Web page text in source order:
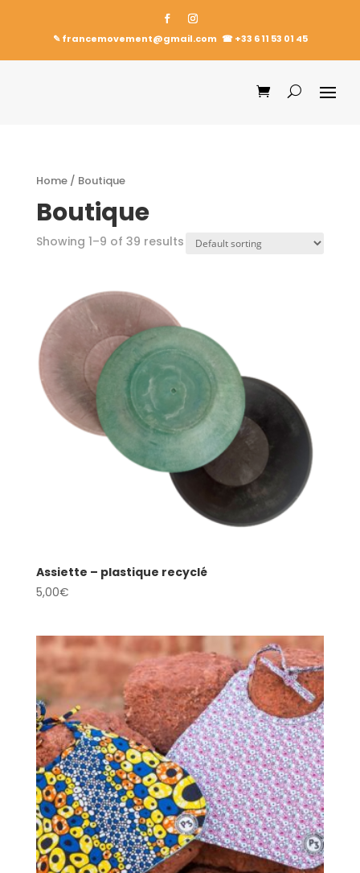
✎ francemovement@gmail.com ☎︎+33 6 11 53 01 45
Home/ Boutique
Boutique
Showing 1–9 of 39 results
Assiette – plastique recyclé
5,00€